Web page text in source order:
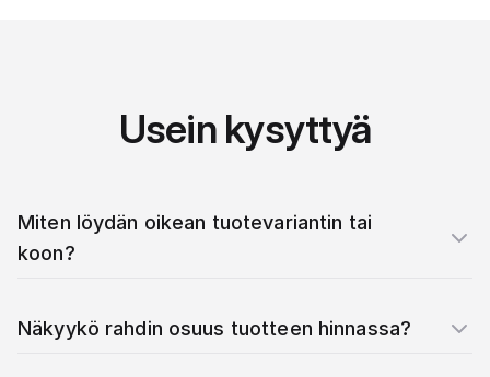
Usein kysyttyä
Miten löydän oikean tuotevariantin tai
koon?
Näkyykö rahdin osuus tuotteen hinnassa?